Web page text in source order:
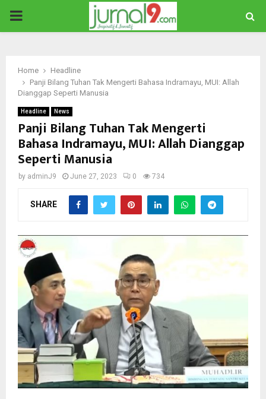
PRIMARY
Home
Headline
Panji Bilang Tuhan Tak Mengerti Bahasa Indramayu, MUI: Allah
Dianggap Seperti Manusia
Headline News
Panji Bilang Tuhan Tak Mengerti
Bahasa Indramayu, MUI: Allah Dianggap
Seperti Manusia
by adminJ9 June 27, 2023 0 734
SHARE